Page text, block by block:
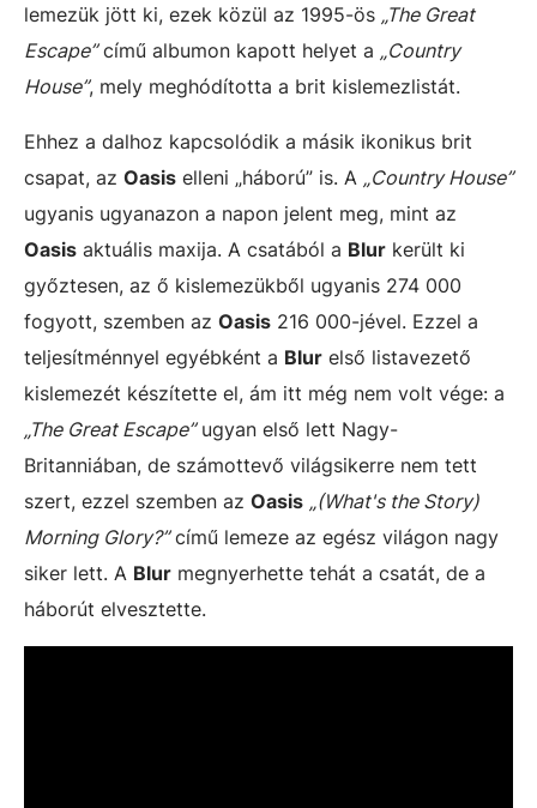
lemezük jött ki, ezek közül az 1995-ös „The Great
Escape”című albumon kapott helyet a „Country
House”, mely meghódította a brit kislemezlistát.
Ehhez a dalhoz kapcsolódik a másik ikonikus brit
csapat, az Oasis elleni „háború” is. A „Country House”
ugyanis ugyanazon a napon jelent meg, mint az
Oasis aktuális maxija. A csatából a Blur került ki
győztesen, az ő kislemezükből ugyanis 274 000
fogyott, szemben az Oasis 216 000-jével. Ezzel a
teljesítménnyel egyébként a Blur első listavezető
kislemezét készítette el, ám itt még nem volt vége: a
„The Great Escape”ugyan első lett Nagy-
Britanniában, de számottevő világsikerre nem tett
szert, ezzel szemben az Oasis „(What's the Story)
Morning Glory?”című lemeze az egész világon nagy
siker lett. A Blur megnyerhette tehát a csatát, de a
háborút elvesztette.